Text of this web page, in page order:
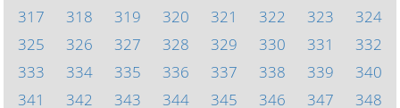
317
318 319 320 321 322 323
324
325
326 327 328 329 330 331
332
333
334 335 336 337 338 339
340
341
342 343 344 345 346 347
348